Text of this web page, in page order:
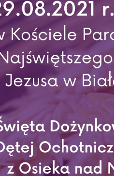
Szanujemy Twoją
je wszystkie. W
Niezbędne
Niezbędne pliki cookies